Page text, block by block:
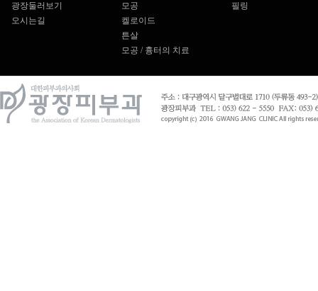
광장둘러보기
오시는길
모공
켈로이드
튼살
모공 / 흉터의 치료
필링